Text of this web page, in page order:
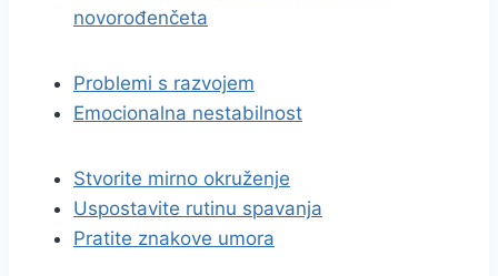
novorođenčeta
Problemi s razvojem
Emocionalna nestabilnost
Stvorite mirno okruženje
Uspostavite rutinu spavanja
Pratite znakove umora